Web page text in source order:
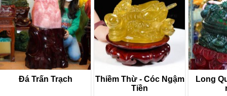
Đá Trấn Trạch
Thiềm Thừ - Cóc Ngậm
Tiền
Long